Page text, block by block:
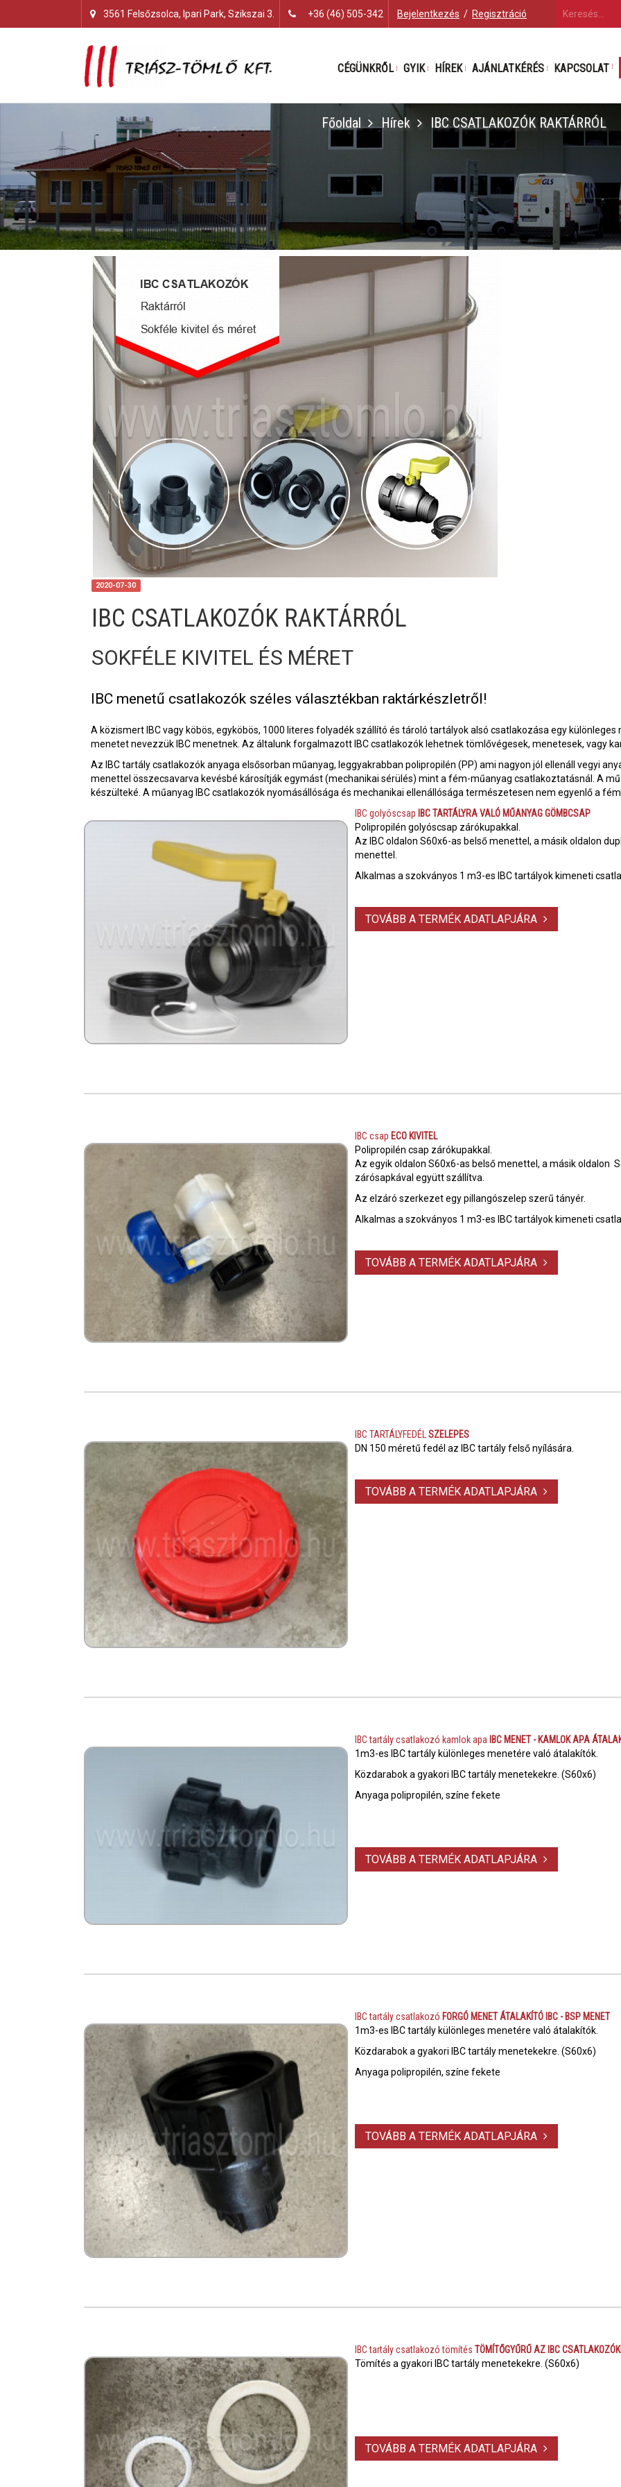
3561 Felsőzsolca, Ipari Park, Szikszai 3. +36 (46) 505-342 Bejelentkezés / Regisztráció
CÉGÜNKRŐL GYIK HÍREK AJÁNLATKÉRÉS KAPCSOLAT
Főoldal Hírek IBC CSATLAKOZÓK RAKTÁRRÓL
2020-07-30
IBC CSATLAKOZÓK RAKTÁRRÓL
SOKFÉLE KIVITEL ÉS MÉRET
IBC menetű csatlakozók széles választékban raktárkészletről!
A közismert IBC vagy köbös, egyköbös, 1000 literes folyadék szállító és tároló tartályok alsó csatlakozása egy
menetet nevezzük IBC menetnek. Az általunk forgalmazott IBC csatlakozók lehetnek tömlővégesek, menetesek, vagy
Az IBC tartály csatlakozók anyaga elsősorban műanyag, leggyakrabban polipropilén (PP) ami nagyon jól ellenáll vegyi
menettel összecsavarva kevésbé károsítják egymást (mechanikai sérülés) mint a fém-műanyag csatlakoztatásnál. A
készülteké. A műanyag IBC csatlakozók nyomásállósága és mechanikai ellenállósága természetesen nem egyenlő a
IBC golyóscsap IBC TARTÁLYRA VALÓ MŰANYAG GÖMBCSAP
Polipropilén golyóscsap zárókupakkal.
Az IBC oldalon S60x6-as belső menettel, a másik oldalon
menettel.
Alkalmas a szokványos 1 m3-es IBC tartályok kimeneti
TOVÁBB A TERMÉK ADATLAPJÁRA
IBC csap ECO KIVITEL
Polipropilén csap zárókupakkal.
Az egyik oldalon S60x6-as belső menettel, a másik oldalon
zárósapkával együtt szállítva.
Az elzáró szerkezet egy pillangószelep szerű tányér.
Alkalmas a szokványos 1 m3-es IBC tartályok kimeneti
TOVÁBB A TERMÉK ADATLAPJÁRA
IBC TARTÁLYFEDÉL SZELEPES
DN 150 méretű fedél az IBC tartály felső nyílására.
TOVÁBB A TERMÉK ADATLAPJÁRA
IBC tartály csatlakozó kamlok apa IBC MENET - KAMLOK APA
1m3-es IBC tartály különleges menetére való átalakítók.
Közdarabok a gyakori IBC tartály menetekekre. (S60x6)
Anyaga polipropilén, színe fekete
TOVÁBB A TERMÉK ADATLAPJÁRA
IBC tartály csatlakozó FORGÓ MENET ÁTALAKÍTÓ IBC - BSP MENET
1m3-es IBC tartály különleges menetére való átalakítók.
Közdarabok a gyakori IBC tartály menetekekre. (S60x6)
Anyaga polipropilén, színe fekete
TOVÁBB A TERMÉK ADATLAPJÁRA
IBC tartály csatlakozó tömítés TÖMÍTŐGYŰRŰ AZ IBC
Tömítés a gyakori IBC tartály menetekekre. (S60x6)
TOVÁBB A TERMÉK ADATLAPJÁRA